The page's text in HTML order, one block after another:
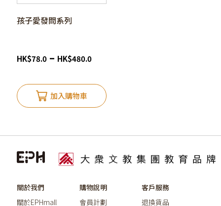
孩子愛發問系列
HK$78.0– HK$480.0
加入購物車
關於我們
關於EPHmall
購物說明
會員計劃
客戶服務
退換貨品